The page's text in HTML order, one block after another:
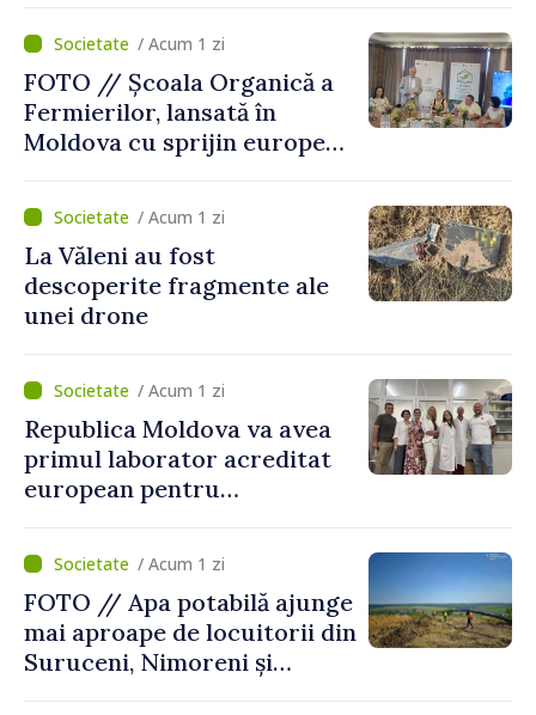
„catastrofă naturală”
/ Acum 1 zi
FOTO // Școala Organică a
Fermierilor, lansată în
Moldova cu sprijin european
agriculturii durabile
/ Acum 1 zi
La Văleni au fost
descoperite fragmente ale
unei drone
/ Acum 1 zi
Republica Moldova va avea
primul laborator acreditat
european pentru
viței-de-vie
/ Acum 1 zi
FOTO // Apa potabilă ajunge
mai aproape de locuitorii din
Suruceni, Nimoreni și